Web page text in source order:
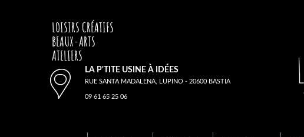
LOISIRS CRÉATIFS
BEAUX-ARTS
ATELIERS
LA P'TITE USINE À IDÉES
RUE SANTA MADALENA, LUPINO - 20600 BASTIA
09 61 65 25 06